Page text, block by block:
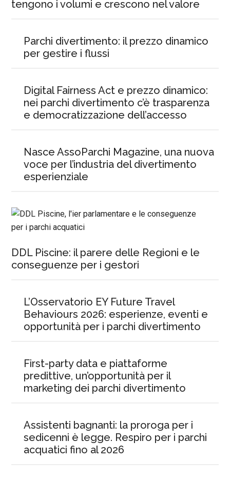
tengono i volumi e crescono nel valore
Parchi divertimento: il prezzo dinamico
per gestire i flussi
Digital Fairness Act e prezzo dinamico:
nei parchi divertimento c’è trasparenza
e democratizzazione dell’accesso
Nasce AssoParchi Magazine, una nuova
voce per l’industria del divertimento
esperienziale
DDL Piscine: il parere delle Regioni e le
conseguenze per i gestori
L’Osservatorio EY Future Travel
Behaviours 2026: esperienze, eventi e
opportunità per i parchi divertimento
First-party data e piattaforme
predittive, un’opportunità per il
marketing dei parchi divertimento
Assistenti bagnanti: la proroga per i
sedicenni è legge. Respiro per i parchi
acquatici fino al 2026